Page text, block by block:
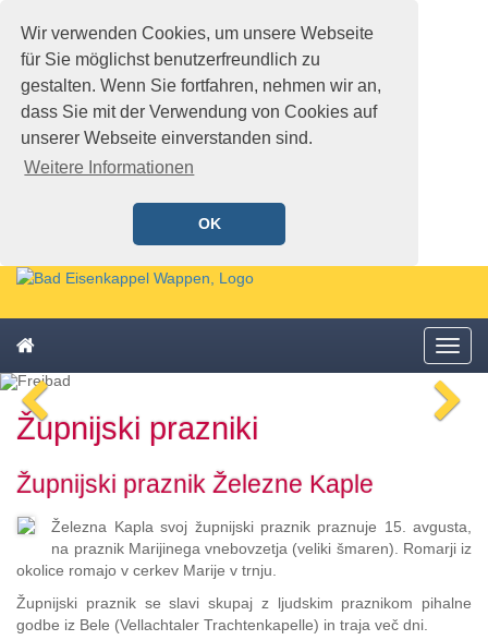
Wir verwenden Cookies, um unsere Webseite
für Sie möglichst benutzerfreundlich zu
gestalten. Wenn Sie fortfahren, nehmen wir an,
dass Sie mit der Verwendung von Cookies auf
unserer Webseite einverstanden sind.
Weitere Informationen
OK
Schnellmenü
Zur
springen,
Accesskey
Zur
Hauptnavigation
springen,
Accesskey
Zum
Inhalt
springen,
Accesskey
Zur
Kontaktseite
Schnellmenü
zurück
Menü
Bild
Zum
Schnellmenü
zurück
Župnijski prazniki
Župnijski praznik Železne Kaple
Železna Kapla svoj župnijski praznik praznuje 15. avgusta,
na praznik Marijinega vnebovzetja (veliki šmaren). Romarji iz
okolice romajo v cerkev Marije v trnju.
Župnijski praznik se slavi skupaj z ljudskim praznikom pihalne
godbe iz Bele (Vellachtaler Trachtenkapelle) in traja več dni.